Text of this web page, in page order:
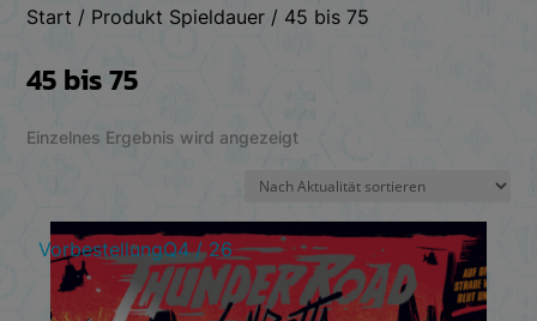
Start / Produkt Spieldauer / 45 bis 75
45 bis 75
Einzelnes Ergebnis wird angezeigt
VorbestellungQ4 / 26